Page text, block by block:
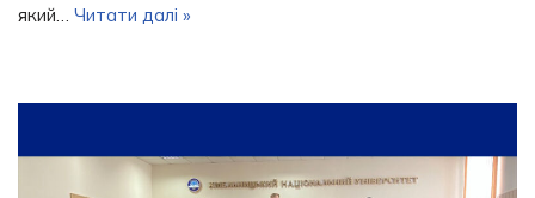
який… Читати далі »